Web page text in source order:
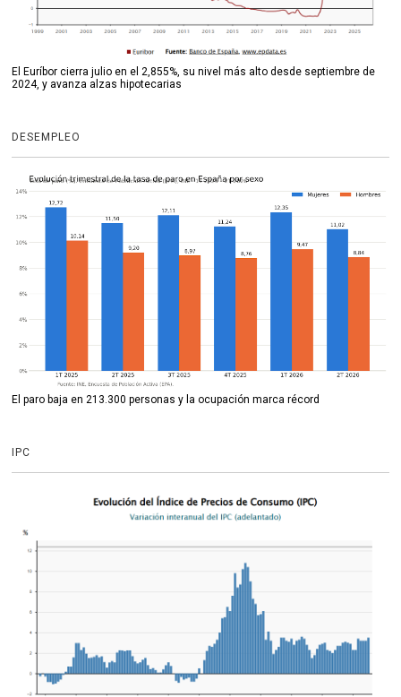
El Euríbor cierra julio en el 2,855%, su nivel más alto desde septiembre de
2024, y avanza alzas hipotecarias
DESEMPLEO
El paro baja en 213.300 personas y la ocupación marca récord
IPC